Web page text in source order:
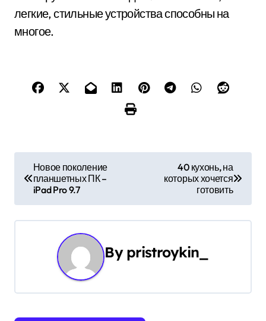
легкие, стильные устройства способны на
многое.
в
Новое поколение
планшетных ПК –
iPad Pro 9.7
40 кухонь, на
которых хочется
готовить
By pristroykin_